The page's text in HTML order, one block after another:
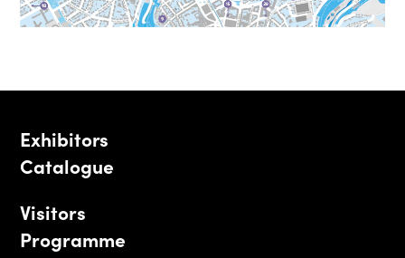
Exhibitors
Catalogue
Visitors
Programme